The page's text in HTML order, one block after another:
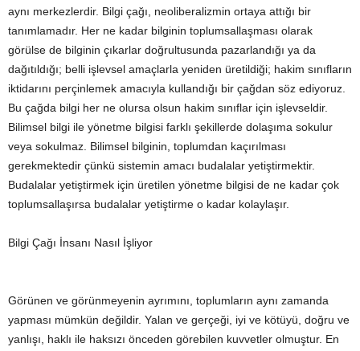
aynı merkezlerdir. Bilgi çağı, neoliberalizmin ortaya attığı bir
tanımlamadır. Her ne kadar bilginin toplumsallaşması olarak
görülse de bilginin çıkarlar doğrultusunda pazarlandığı ya da
dağıtıldığı; belli işlevsel amaçlarla yeniden üretildiği; hakim sınıfların
iktidarını perçinlemek amacıyla kullandığı bir çağdan söz ediyoruz.
Bu çağda bilgi her ne olursa olsun hakim sınıflar için işlevseldir.
Bilimsel bilgi ile yönetme bilgisi farklı şekillerde dolaşıma sokulur
veya sokulmaz. Bilimsel bilginin, toplumdan kaçırılması
gerekmektedir çünkü sistemin amacı budalalar yetiştirmektir.
Budalalar yetiştirmek için üretilen yönetme bilgisi de ne kadar çok
toplumsallaşırsa budalalar yetiştirme o kadar kolaylaşır.
Bilgi Çağı İnsanı Nasıl İşliyor
Görünen ve görünmeyenin ayrımını, toplumların aynı zamanda
yapması mümkün değildir. Yalan ve gerçeği, iyi ve kötüyü, doğru ve
yanlışı, haklı ile haksızı önceden görebilen kuvvetler olmuştur. En